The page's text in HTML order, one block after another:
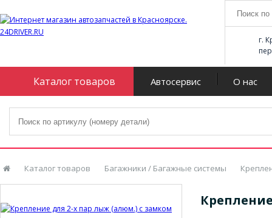
г.
Каталог товаров Автосервис О нас
Каталог товаров Багажники / Багажные системы